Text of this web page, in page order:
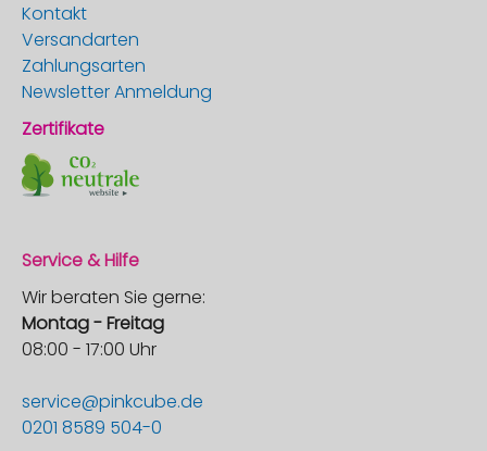
Kontakt
Versandarten
Zahlungsarten
Newsletter Anmeldung
Zertifikate
Service & Hilfe
Wir beraten Sie gerne:
Montag - Freitag
08:00 - 17:00 Uhr
service@pinkcube.de
0201 8589 504-0